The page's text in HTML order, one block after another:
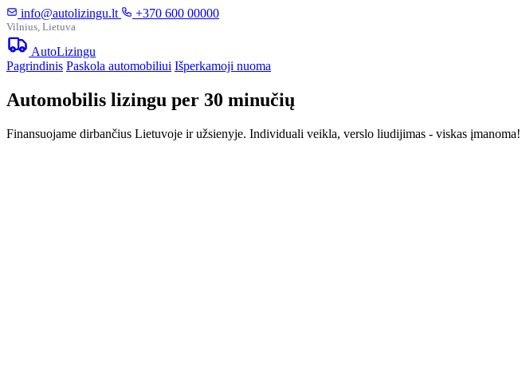
info@autolizingu.lt +370 600 00000
Vilnius, Lietuva
AutoLizingu
Pagrindinis Paskola automobiliui Išperkamoji nuoma
Automobilis lizingu per 30 minučių
Finansuojame dirbančius Lietuvoje ir užsienyje. Individuali veikla, verslo liudijimas - viskas įmanoma!